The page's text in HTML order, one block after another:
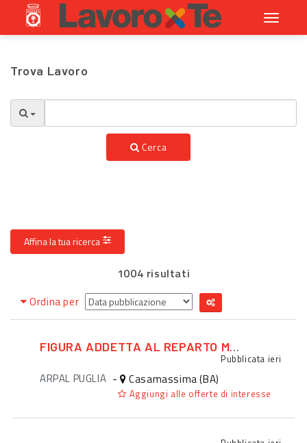
Toggle
Trova Lavoro
Cerca
Affina la tua ricerca
1004 risultati
Ordina per
FIGURA ADDETTA AL REPARTO MACELLERIA
Pubblicata ieri
ARPAL PUGLIA - Casamassima (BA)
Aggiungi alle offerte di interesse